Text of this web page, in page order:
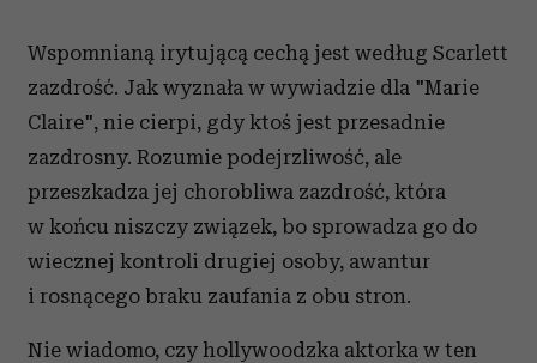
Wspomnianą irytującą cechą jest według Scarlett
zazdrość. Jak wyznała w wywiadzie dla "Marie
Claire", nie cierpi, gdy ktoś jest przesadnie
zazdrosny. Rozumie podejrzliwość, ale
przeszkadza jej chorobliwa zazdrość, która
w końcu niszczy związek, bo sprowadza go do
wiecznej kontroli drugiej osoby, awantur
i rosnącego braku zaufania z obu stron.
Nie wiadomo, czy hollywoodzka aktorka w ten